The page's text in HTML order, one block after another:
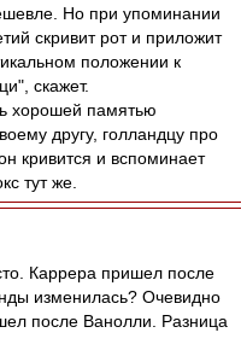
Но при упоминании
скривит рот и приложит
положении к
скажет.
хорошей памятью
другу, голландцу про
кривится и вспоминает
тут же.
Каррера пришел после
изменилась? Очевидно
после Ванолли. Разница